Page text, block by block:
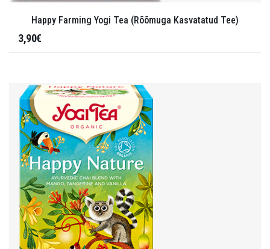
Happy Farming Yogi Tea (Rõõmuga Kasvatatud Tee)
3,90€